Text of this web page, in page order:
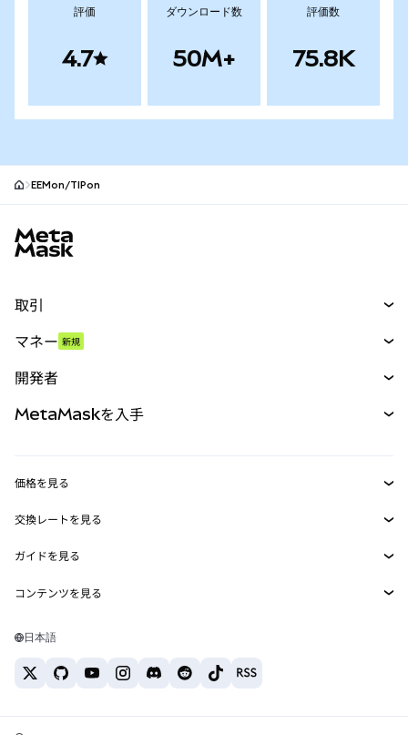
評価
4.7
ダウンロード数
50M+
評価数
75.8K
EEMon/TIPon
取引
パーペチュアル
RWA
マネー 新規
開発者
MetaMask Connect
Snaps
Web3サービス
MetaMaskを入手
セキュリティ
サポート
キャリア
お問い合わせ
価格を見る
イーサリアムの価格
Solanaの価格
Tetherの価格
交換レートを見る
ETH→USD
USDT→INR
BTC→INR
ETH→USDT
ガイドを見る
ETHの購入
USDTの購入
コンテンツを見る
Solanaウォレット
日本語